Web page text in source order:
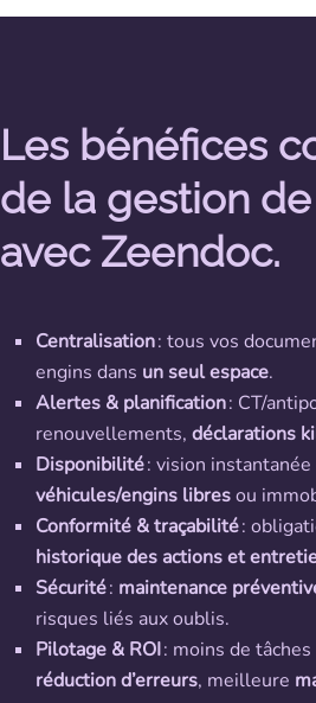
Les bénéfices
de la gestion
avec Zeendoc.
Centralisation: tous vos
engins dans un seul espace.
Alertes & planification: CT/
renouvellements, déclarations
Disponibilité: vision instantanée
véhicules/engins libresou
Conformité & traçabilité:
historique des actions et
Sécurité: maintenance
risques liés aux oublis.
Pilotage & ROI: moins de
réduction d’erreurs, meilleure